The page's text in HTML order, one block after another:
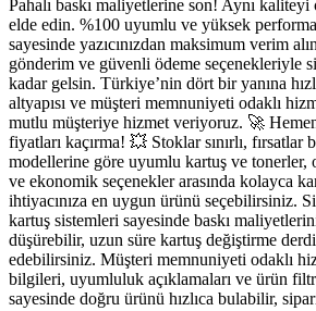
Pahalı baskı maliyetlerine son! Aynı
elde edin. %100 uyumlu ve yüksek
sayesinde yazıcınızdan maksimum verim
gönderim ve güvenli ödeme seçenekleriyle
kadar gelsin. Türkiye’nin dört bir yanına
altyapısı ve müşteri memnuniyeti odaklı
mutlu müşteriye hizmet veriyoruz. 🚀
fiyatları kaçırma! 💥 Stoklar sınırlı, fırsatlar
modellerine göre uyumlu kartuş ve tonerler,
ve ekonomik seçenekler arasında kolayca
ihtiyacınıza en uygun ürünü seçebilirsiniz.
kartuş sistemleri sayesinde baskı
düşürebilir, uzun süre kartuş değiştirme
edebilirsiniz. Müşteri memnuniyeti odaklı
bilgileri, uyumluluk açıklamaları ve ürün
sayesinde doğru ürünü hızlıca bulabilir,